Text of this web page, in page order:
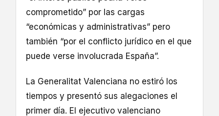
comprometido” por las cargas
“económicas y administrativas” pero
también “por el conflicto jurídico en el que
puede verse involucrada España”.
La Generalitat Valenciana no estiró los
tiempos y presentó sus alegaciones el
primer día. El ejecutivo valenciano